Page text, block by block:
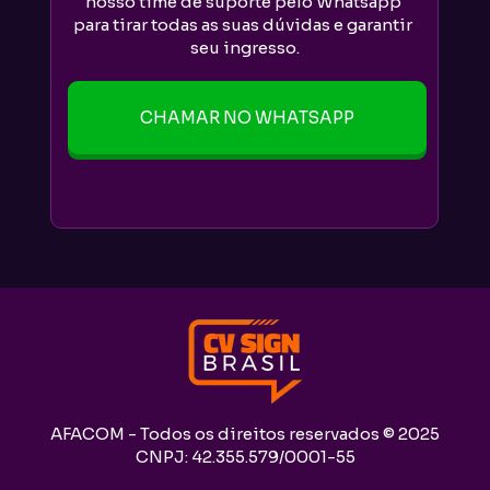
Entre em contato com nossa equipe
para consultar a condição especial.
para tirar todas as suas dúvidas e garantir
seu ingresso.
CHAMAR NO WHATSAPP
AFACOM - Todos os direitos reservados © 2025
CNPJ: 42.355.579/0001-55